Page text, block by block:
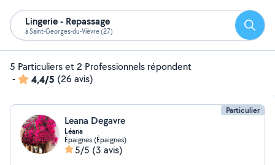
Lingerie - Repassage
à Saint-Georges-du-Vièvre (27)
5 Particuliers et 2 Professionnels répondent
-
4,4/5 (26 avis)
Particulier
Leana Degavre
Léana
Épaignes (Épaignes)
5/5 (3 avis)